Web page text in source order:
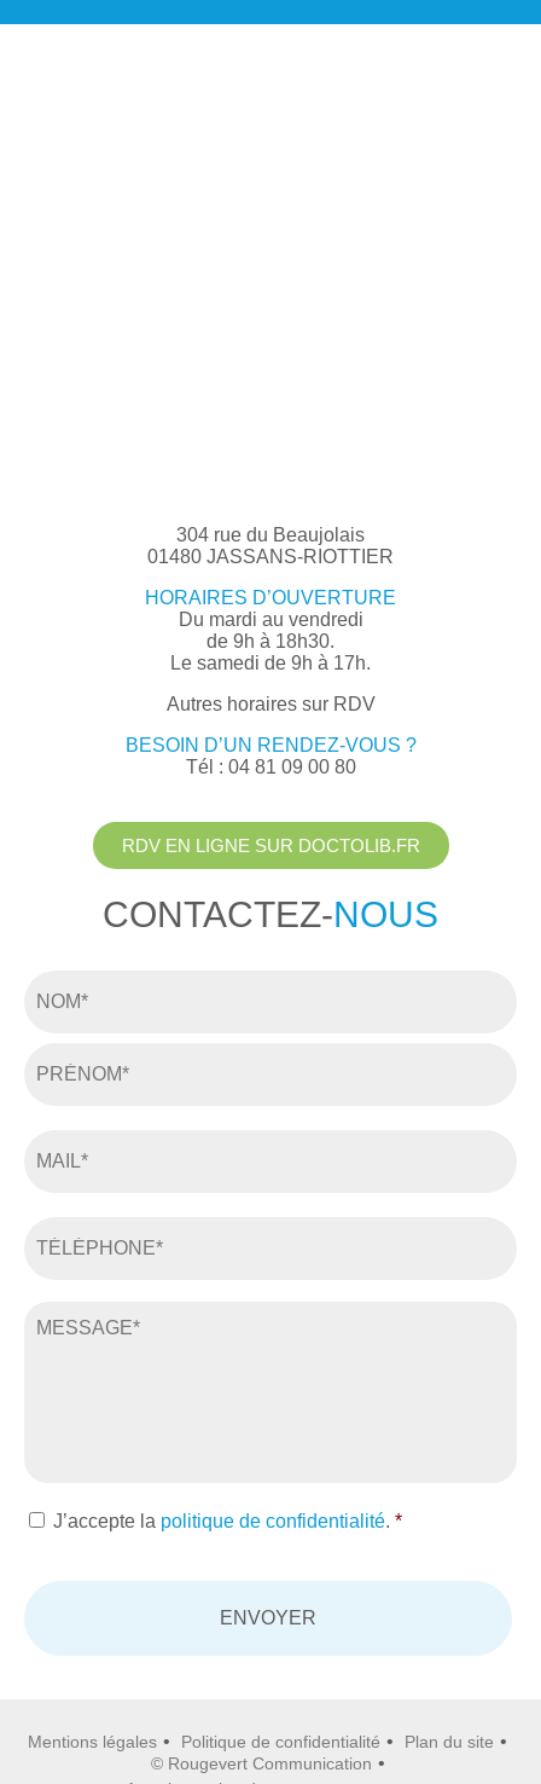
304 rue du Beaujolais
01480 JASSANS-RIOTTIER
HORAIRES D’OUVERTURE
Du mardi au vendredi
de 9h à 18h30.
Le samedi de 9h à 17h.
Autres horaires sur RDV
BESOIN D’UN RENDEZ-VOUS ?
Tél : 04 81 09 00 80
RDV EN LIGNE SUR DOCTOLIB.FR
CONTACTEZ-NOUS
J’accepte la politique de confidentialité. *
Mentions légales Politique de confidentialité
Plan du site
© Rougevert Communication